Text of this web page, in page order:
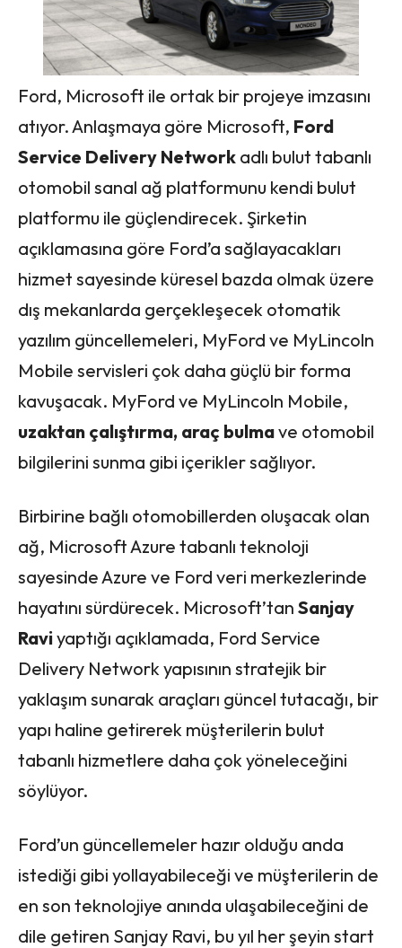
Ford, Microsoft ile ortak bir projeye imzasını
atıyor. Anlaşmaya göre Microsoft, Ford
Service Delivery Network adlı bulut tabanlı
otomobil sanal ağ platformunu kendi bulut
platformu ile güçlendirecek. Şirketin
açıklamasına göre Ford’a sağlayacakları
hizmet sayesinde küresel bazda olmak üzere
dış mekanlarda gerçekleşecek otomatik
yazılım güncellemeleri, MyFord ve MyLincoln
Mobile servisleri çok daha güçlü bir forma
kavuşacak. MyFord ve MyLincoln Mobile,
uzaktan çalıştırma, araç bulmave otomobil
bilgilerini sunma gibi içerikler sağlıyor.
Birbirine bağlı otomobillerden oluşacak olan
ağ, Microsoft Azure tabanlı teknoloji
sayesinde Azure ve Ford veri merkezlerinde
hayatını sürdürecek. Microsoft’tan Sanjay
Raviyaptığı açıklamada, Ford Service
Delivery Network yapısının stratejik bir
yaklaşım sunarak araçları güncel tutacağı, bir
yapı haline getirerek müşterilerin bulut
tabanlı hizmetlere daha çok yöneleceğini
söylüyor.
Ford’un güncellemeler hazır olduğu anda
istediği gibi yollayabileceği ve müşterilerin de
en son teknolojiye anında ulaşabileceğini de
dile getiren Sanjay Ravi, bu yıl her şeyin start